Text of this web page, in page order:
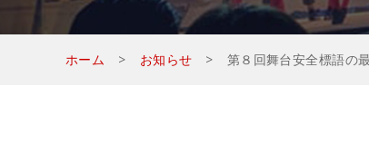
ホーム お知らせ 第８回舞台安全標語の